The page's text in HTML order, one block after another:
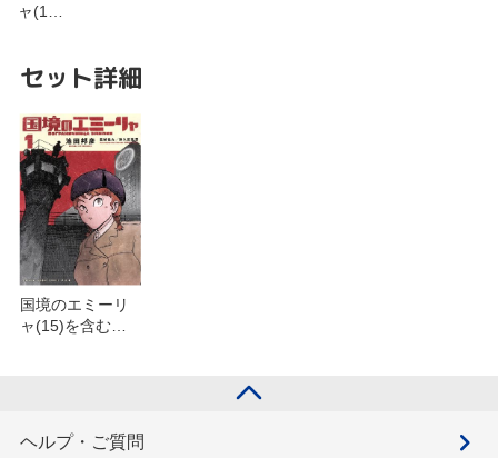
ャ(1…
セット詳細
国境のエミーリ
ャ(15)を含むセ
ヘルプ・ご質問